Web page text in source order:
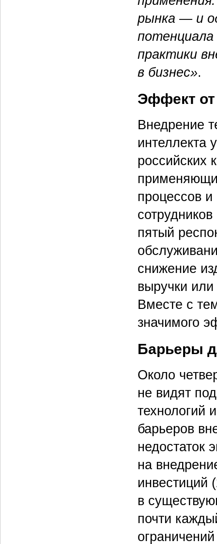
рынка — и
потенциала
практики
в бизнес».
Эффект от
Внедрение
интеллекта
российских
процессов
пятый
снижение
выручки
Вместе с
значимого
Барьеры
Около
не видят
технологий
барьеров
недостаток
на
инвестиций
в
почти